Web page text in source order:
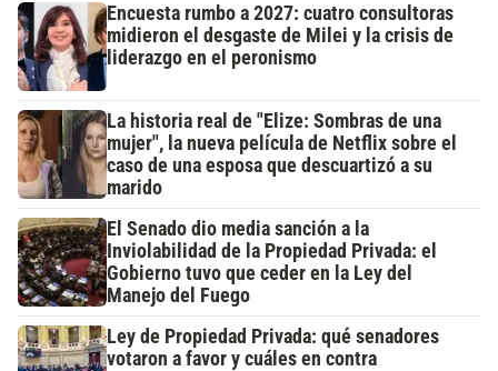
Encuesta rumbo a 2027: cuatro consultoras
midieron el desgaste de Milei y la crisis de
liderazgo en el peronismo
La historia real de "Elize: Sombras de una
mujer", la nueva película de Netflix sobre el
caso de una esposa que descuartizó a su
marido
El Senado dio media sanción a la
Inviolabilidad de la Propiedad Privada: el
Gobierno tuvo que ceder en la Ley del
Manejo del Fuego
Ley de Propiedad Privada: qué senadores
votaron a favor y cuáles en contra